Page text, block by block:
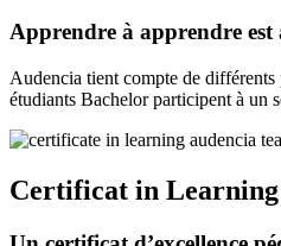
Apprendre à apprendre
Audencia tient compte de différents
étudiants Bachelor participent à un
Certificat in Learning